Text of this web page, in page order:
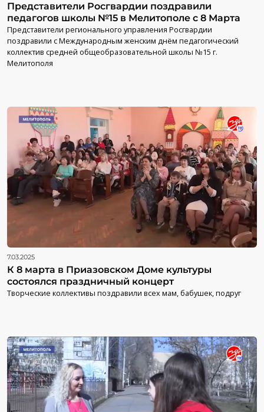
Представители Росгвардии поздравили
педагогов школы №15 в Мелитополе с 8 Марта
Представители регионального управления Росгвардии
поздравили с Международным женским днём педагогический
коллектив средней общеобразовательной школы №15 г.
Мелитополя
7.03.2025
К 8 марта в Приазовском Доме культуры
состоялся праздничный концерт
Творческие коллективы поздравили всех мам, бабушек, подруг